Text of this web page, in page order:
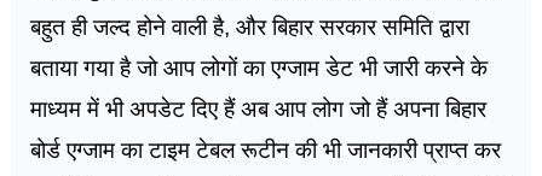
बहुत ही जल्द होने वाली है, और बिहार सरकार समिति द्वारा
बताया गया है जो आप लोगों का एग्जाम डेट भी जारी करने के
माध्यम में भी अपडेट दिए हैं अब आप लोग जो हैं अपना बिहार
बोर्ड एग्जाम का टाइम टेबल रूटीन की भी जानकारी प्राप्त कर